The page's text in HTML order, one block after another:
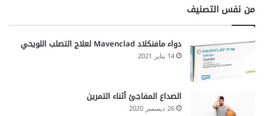
من نفس التصنيف
دواء مافنكلاد Mavenclad لعلاج التصلب اللويحي
14 يناير 2021
الصداع المفاجئ أثناء التمرين
26 ديسمبر 2020